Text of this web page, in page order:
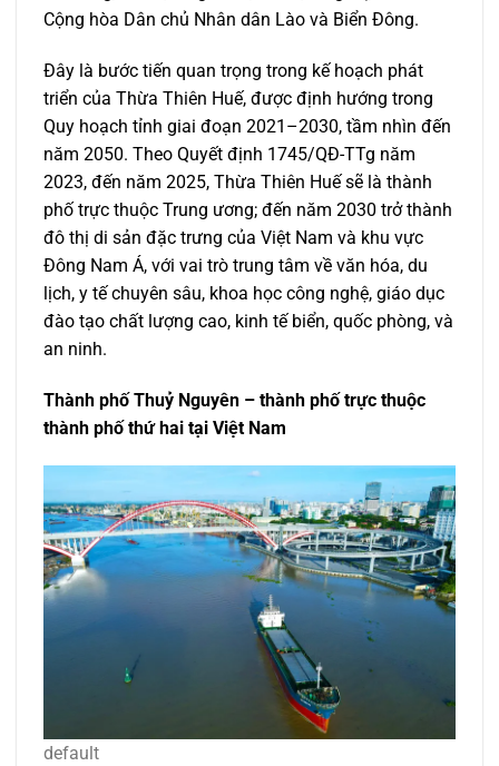
Cộng hòa Dân chủ Nhân dân Lào và Biển Đông.
Đây là bước tiến quan trọng trong kế hoạch phát
triển của Thừa Thiên Huế, được định hướng trong
Quy hoạch tỉnh giai đoạn 2021–2030, tầm nhìn đến
năm 2050. Theo Quyết định 1745/QĐ-TTg năm
2023, đến năm 2025, Thừa Thiên Huế sẽ là thành
phố trực thuộc Trung ương; đến năm 2030 trở thành
đô thị di sản đặc trưng của Việt Nam và khu vực
Đông Nam Á, với vai trò trung tâm về văn hóa, du
lịch, y tế chuyên sâu, khoa học công nghệ, giáo dục
đào tạo chất lượng cao, kinh tế biển, quốc phòng, và
an ninh.
Thành phố Thuỷ Nguyên – thành phố trực thuộc
thành phố thứ hai tại Việt Nam
default